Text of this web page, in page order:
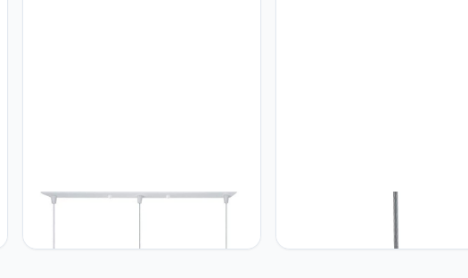
Scandinavische LED-kroonluchter
Hangende Hanglamp